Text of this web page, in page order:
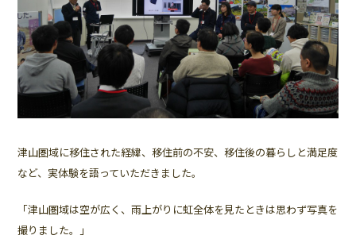
津山圏域に移住された経緯、移住前の不安、移住後の暮らしと満足度
など、実体験を語っていただきました。
「津山圏域は空が広く、雨上がりに虹全体を見たときは思わず写真を
撮りました。」